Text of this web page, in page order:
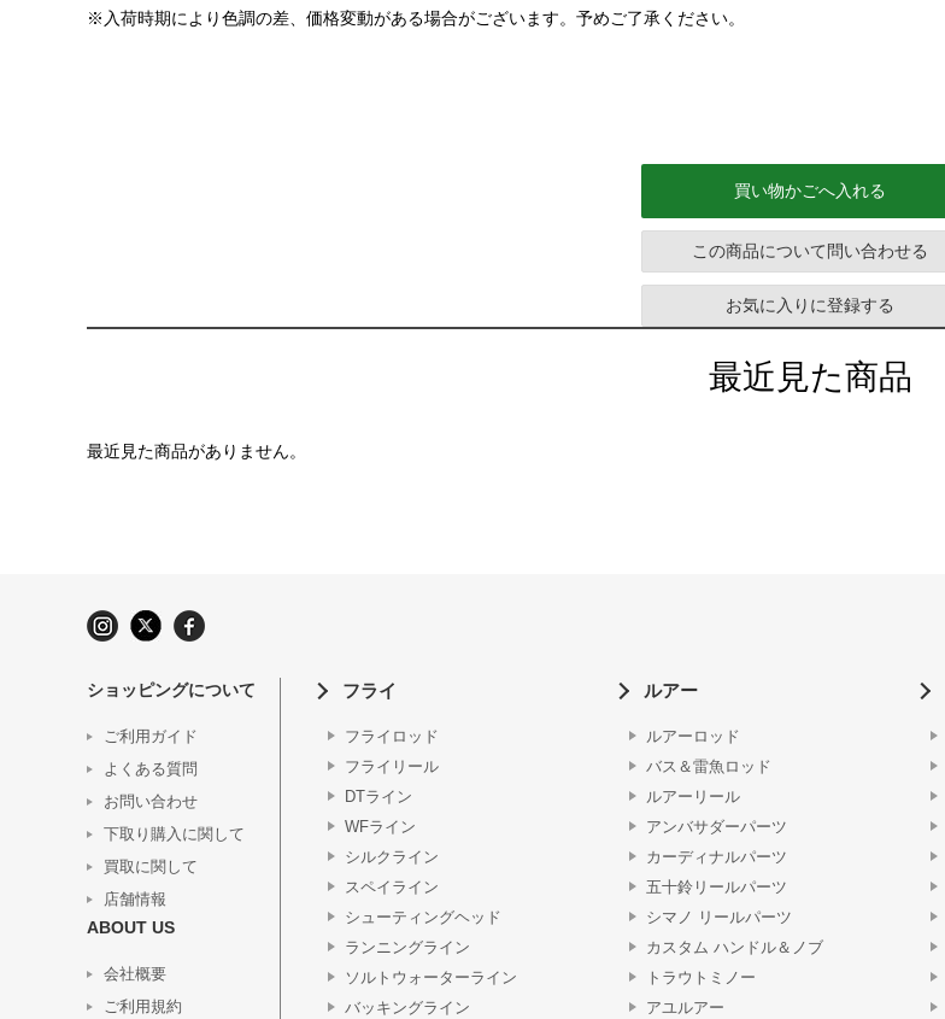
※入荷時期により色調の差、価格変動がある場合がございます。予めご了承ください。
買い物かごへ入れる
この商品について問い合わせる
お気に入りに登録する
最近見た商品
最近見た商品がありません。
ショッピングについて
ご利用ガイド
よくある質問
お問い合わせ
下取り購入に関して
買取に関して
店舗情報
ABOUT US
会社概要
ご利用規約
フライ
フライロッド
フライリール
DTライン
WFライン
シルクライン
スペイライン
シューティングヘッド
ランニングライン
ソルトウォーターライン
バッキングライン
ルアー
ルアーロッド
バス＆雷魚ロッド
ルアーリール
アンバサダーパーツ
カーディナルパーツ
五十鈴リールパーツ
シマノ リールパーツ
カスタム ハンドル＆ノブ
トラウトミノー
アユルアー